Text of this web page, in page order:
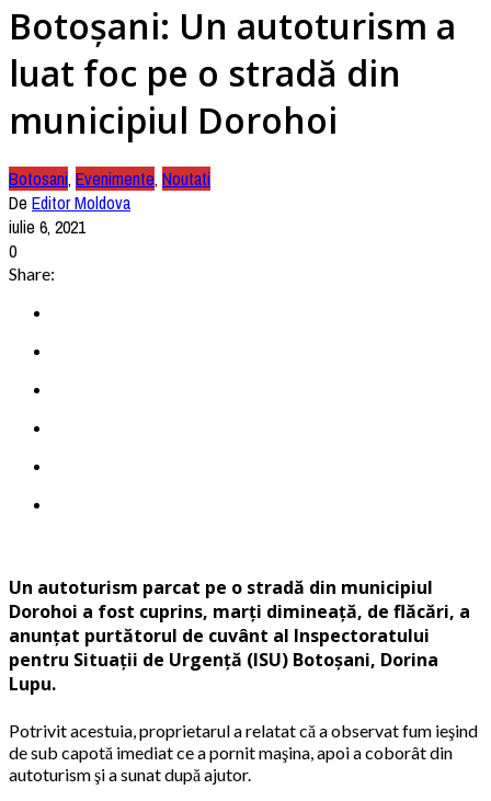
Botoşani: Un autoturism a
luat foc pe o stradă din
municipiul Dorohoi
Botosani, Evenimente, Noutati
De Editor Moldova
iulie 6, 2021
0
Share:
Un autoturism parcat pe o stradă din municipiul
Dorohoi a fost cuprins, marţi dimineaţă, de flăcări, a
anunţat purtătorul de cuvânt al Inspectoratului
pentru Situaţii de Urgenţă (ISU) Botoşani, Dorina
Lupu.
Potrivit acestuia, proprietarul a relatat că a observat fum ieşind
de sub capotă imediat ce a pornit maşina, apoi a coborât din
autoturism şi a sunat după ajutor.